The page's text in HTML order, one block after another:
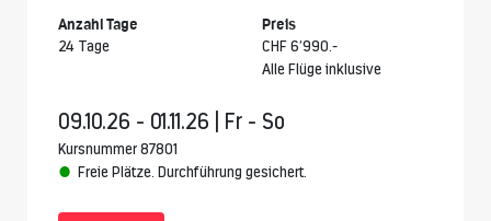
Anzahl Tage
24 Tage
Preis
CHF 6’990.-
Alle Flüge inklusive
09.10.26 - 01.11.26 | Fr - So
Kursnummer 87801
Freie Plätze. Durchführung gesichert.